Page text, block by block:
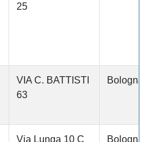
25
VIA C. BATTISTI
63
Bologna
Via Lunga 10 C Bologna